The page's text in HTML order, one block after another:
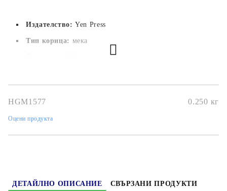
Издателство:Yen Press
Тип корица: мека
Дата на издаване:
Жанр:Mystery, Comedy, Drama, Romance
HGM1577 0.250 кг
Оцени продукта
ДЕТАЙЛНО ОПИСАНИЕ
СВЪРЗАНИ ПРОДУКТИ